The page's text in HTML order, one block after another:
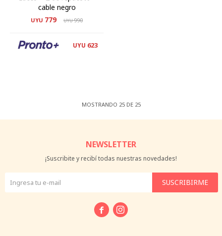
cable negro
UYU 779 UYU990
UYU 623
MOSTRANDO 25DE 25
NEWSLETTER
¡Suscribite y recibí todas nuestras novedades!
SUSCRIBIRME
 